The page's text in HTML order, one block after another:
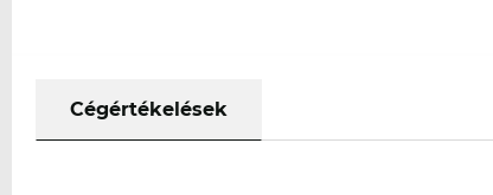
Cégértékelések